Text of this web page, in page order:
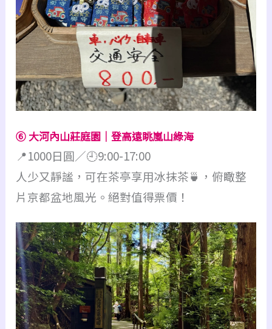
⑥ 大河內山莊庭園｜登高遠眺嵐山綠海
📍1000日圓／🕘9:00-17:00
人少又靜謐，可在茶亭享用冰抹茶🍵，俯瞰整
片京都盆地風光。絕對值得票價！